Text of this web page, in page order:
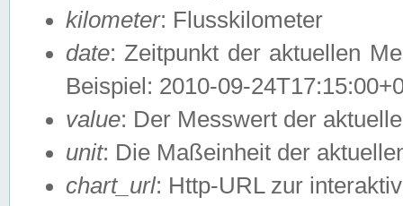
kilometer: Flusskilometer
date: Zeitpunkt der aktuellen
Beispiel: 2010-09-
value: Der Messwert der
unit: Die Maßeinheit der
chart_url: Http-URL zur